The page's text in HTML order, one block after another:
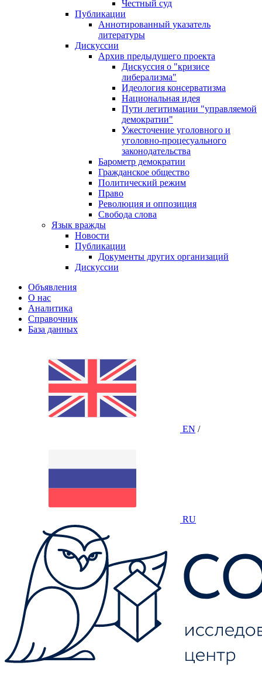
Честный суд
Публикации
Аннотированный указатель
литературы
Дискуссии
Архив предыдущего проекта
Дискуссия о "кризисе
либерализма"
Идеология консерватизма
Национальная идея
Пути легитимации "управляемой
демократии"
Ужесточение уголовного и
уголовно-процесуального
законодательства
Барометр демократии
Гражданское общество
Политический режим
Право
Революция и оппозиция
Свобода слова
Язык вражды
Новости
Публикации
Документы других организаций
Дискуссии
Объявления
О нас
Аналитика
Справочник
База данных
EN /
RU